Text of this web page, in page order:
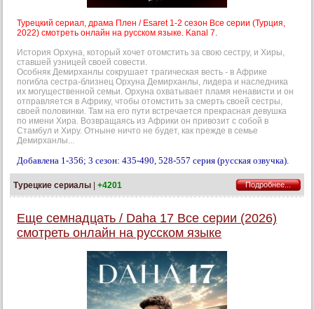
Турецкий сериал, драма Плен / Esaret 1-2 сезон Все серии (Турция,
2022) смотреть онлайн на русском языке. Kanal 7.
История Орхуна, который хочет отомстить за свою сестру, и Хиры,
ставшей узницей своей совести.
Особняк Демирханлы сокрушает трагическая весть - в Африке
погибла сестра-близнец Орхуна Демирханлы, лидера и наследника
их могущественной семьи. Орхуна охватывает пламя ненависти и он
отправляется в Африку, чтобы отомстить за смерть своей сестры,
своей половинки. Там на его пути встречается прекрасная девушка
по имени Хира. Возвращаясь из Африки он привозит с собой в
Стамбул и Хиру. Отныне ничто не будет, как прежде в семье
Демирханлы...
Добавлена 1-356; 3 сезон: 435-490, 528-557 серия (русская озвучка).
Турецкие сериалы | +4201 Подробнее...
Еще семнадцать / Daha 17 Все серии (2026)
смотреть онлайн на русском языке